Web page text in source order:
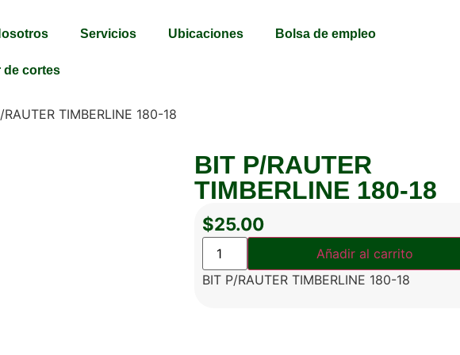
Servicios Ubicaciones Bolsa de empleo
de cortes
TIMBERLINE 180-18
BIT P/RAUTER
TIMBERLINE 180-18
$25.00
Añadir al carrito
BIT P/RAUTER TIMBERLINE 180-18